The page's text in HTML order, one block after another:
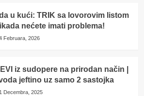
u kući: TRIK sa lovorovim listom
nećete imati problema!
Februara, 2026
iz sudopere na prirodan način |
jeftino uz samo 2 sastojka
Decembra, 2025